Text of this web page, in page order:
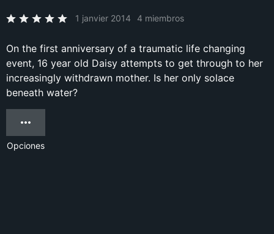
1 janvier 2014 4 miembros
On the first anniversary of a traumatic life changing
event, 16 year old Daisy attempts to get through to her
increasingly withdrawn mother. Is her only solace
beneath water?
Opciones